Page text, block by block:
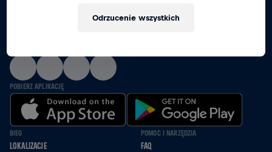
RAZEM BIEGNIEMY, JEDZIEMY NA WÓZKACH I
POBIERZ APLIKACJĘ
BIEG
LOKALIZACJE
POMOC I NARZĘDZIA
FAQ
Odrzucenie wszystkich